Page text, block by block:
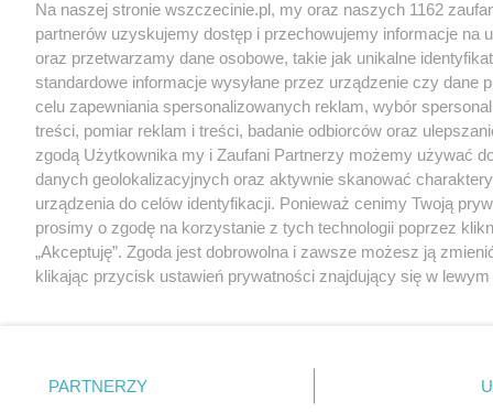
Na naszej stronie wszczecinie.pl, my oraz naszych 1162
partnerów uzyskujemy dostęp i przechowujemy informacje na
oraz przetwarzamy dane osobowe, takie jak unikalne
standardowe informacje wysyłane przez urządzenie czy dane
celu zapewniania spersonalizowanych reklam, wybór
treści, pomiar reklam i treści, badanie odbiorców oraz
zgodą Użytkownika my i Zaufani Partnerzy możemy używać
danych geolokalizacyjnych oraz aktywnie skanować
urządzenia do celów identyfikacji. Ponieważ cenimy Twoją
prosimy o zgodę na korzystanie z tych technologii poprzez
„Akceptuję”. Zgoda jest dobrowolna i zawsze możesz ją
klikając przycisk ustawień prywatności znajdujący się w
Zapoznaj się z poniższymi informacjami, abyś mógł
PARTNERZY